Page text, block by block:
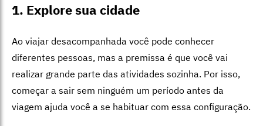
1. Explore sua cidade
Ao viajar desacompanhada você pode conhecer
diferentes pessoas, mas a premissa é que você vai
realizar grande parte das atividades sozinha. Por isso,
começar a sair sem ninguém um período antes da
viagem ajuda você a se habituar com essa configuração.